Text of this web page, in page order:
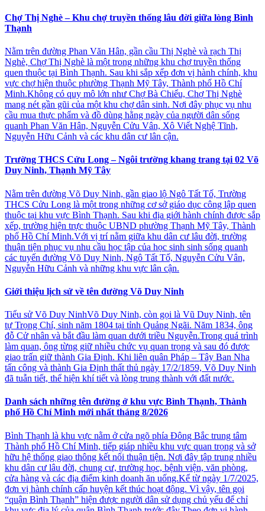
Chợ Thị Nghè – Khu chợ truyền thống lâu đời giữa lòng Bình
Thạnh
Nằm trên đường Phan Văn Hân, gần cầu Thị Nghè và rạch Thị
Nghè, Chợ Thị Nghè là một trong những khu chợ truyền thống
quen thuộc tại Bình Thạnh. Sau khi sắp xếp đơn vị hành chính, khu
vực chợ hiện thuộc phường Thạnh Mỹ Tây, Thành phố Hồ Chí
Minh.Không có quy mô lớn như Chợ Bà Chiểu, Chợ Thị Nghè
mang nét gần gũi của một khu chợ dân sinh. Nơi đây phục vụ nhu
cầu mua thực phẩm và đồ dùng hằng ngày của người dân sống
quanh Phan Văn Hân, Nguyễn Cửu Vân, Xô Viết Nghệ Tĩnh,
Nguyễn Hữu Cảnh và các khu dân cư lân cận.
Trường THCS Cửu Long – Ngôi trường khang trang tại 02 Võ
Duy Ninh, Thạnh Mỹ Tây
Nằm trên đường Võ Duy Ninh, gần giao lộ Ngô Tất Tố, Trường
THCS Cửu Long là một trong những cơ sở giáo dục công lập quen
thuộc tại khu vực Bình Thạnh. Sau khi địa giới hành chính được sắp
xếp, trường hiện trực thuộc UBND phường Thạnh Mỹ Tây, Thành
phố Hồ Chí Minh.Với vị trí nằm giữa khu dân cư lâu đời, trường
thuận tiện phục vụ nhu cầu học tập của học sinh sinh sống quanh
các tuyến đường Võ Duy Ninh, Ngô Tất Tố, Nguyễn Cửu Vân,
Nguyễn Hữu Cảnh và những khu vực lân cận.
Giới thiệu lịch sử về tên đường Võ Duy Ninh
Tiểu sử Võ Duy NinhVõ Duy Ninh, còn gọi là Vũ Duy Ninh, tên
tự Trọng Chí, sinh năm 1804 tại tỉnh Quảng Ngãi. Năm 1834, ông
đỗ Cử nhân và bắt đầu làm quan dưới triều Nguyễn.Trong quá trình
làm quan, ông từng giữ nhiều chức vụ quan trọng và sau đó được
giao trấn giữ thành Gia Định. Khi liên quân Pháp – Tây Ban Nha
tấn công và thành Gia Định thất thủ ngày 17/2/1859, Võ Duy Ninh
đã tuẫn tiết, thể hiện khí tiết và lòng trung thành với đất nước.
Danh sách những tên đường ở khu vực Bình Thạnh, Thành
phố Hồ Chí Minh mới nhất tháng 8/2026
Bình Thạnh là khu vực nằm ở cửa ngõ phía Đông Bắc trung tâm
Thành phố Hồ Chí Minh, tiếp giáp nhiều khu vực quan trọng và sở
hữu hệ thống giao thông kết nối thuận tiện. Nơi đây tập trung nhiều
khu dân cư lâu đời, chung cư, trường học, bệnh viện, văn phòng,
cửa hàng và các địa điểm kinh doanh ăn uống.Kể từ ngày 1/7/2025,
đơn vị hành chính cấp huyện kết thúc hoạt động. Vì vậy, tên gọi
“quận Bình Thạnh” hiện được người dân sử dụng chủ yếu để chỉ